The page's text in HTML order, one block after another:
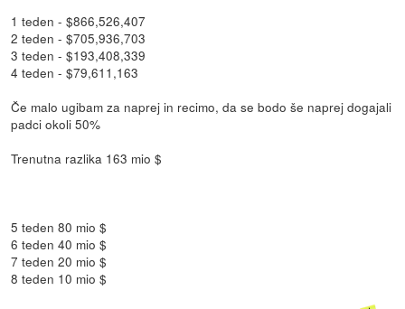
1 teden - $866,526,407
2 teden - $705,936,703
3 teden - $193,408,339
4 teden - $79,611,163
Če malo ugibam za naprej in recimo, da se bodo še naprej dogajali
padci okoli 50%
Trenutna razlika 163 mio $
5 teden 80 mio $
6 teden 40 mio $
7 teden 20 mio $
8 teden 10 mio $